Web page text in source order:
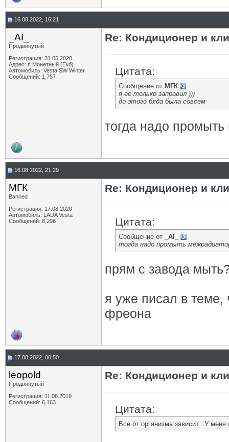
16.08.2022, 16:21
_AI_
Продвинутый
Регистрация: 31.05.2020
Адрес: п.Монетный (Екб)
Автомобиль: Vesta SW Winter
Сообщений: 1,757
Re: Кондиционер и
Цитата:
Сообщение от МГК
я ее только заправил )))
до этого бяда была совсем
тогда надо
16.08.2022, 21:29
МГК
Banned
Регистрация: 17.08.2020
Автомобиль: LADA Vesta
Сообщений: 8,298
Re: Кондиционер и
Цитата:
Сообщение от
_AI_
тогда надо промыть
прям с завода
я уже писал в теме,
фреона
17.08.2022, 00:50
leopold
Продвинутый
Регистрация: 11.08.2019
Сообщений: 6,163
Re: Кондиционер и
Цитата:
Все от организма зависит...У